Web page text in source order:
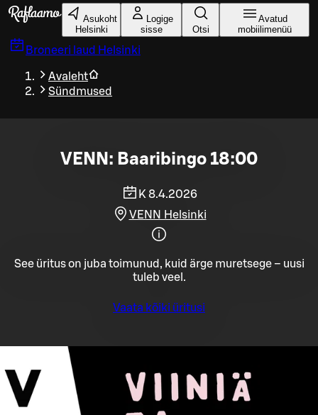
Liigu peamise sisu juurde
Asukoht
Helsinki
Logige
sisse
Otsi
Avatud
mobiilimenüü
Broneeri laud Helsinki
Avaleht
Sündmused
VENN: Baaribingo 18:00
K 8.4.2026
VENN Helsinki
See üritus on juba toimunud, kuid ärge muretsege – uusi
tuleb veel.
Vaata kõiki üritusi